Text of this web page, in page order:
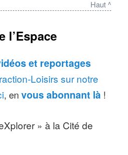
Haut ^
l’Espace
et reportages
Loisirs sur notre
, envous abonnant là !
» à la Cité de